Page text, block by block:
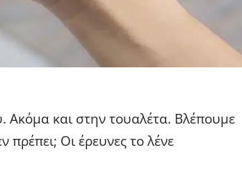
Ακόμα και στην τουαλέτα. Βλέπουμε
Οι έρευνες το λένε